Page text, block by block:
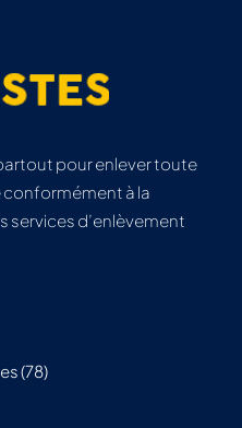
pour enlever toute
conformément à la
services d’enlèvement
(78)